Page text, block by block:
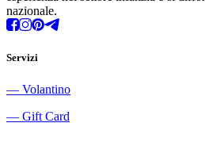
nazionale.
Servizi
― Volantino
― Gift Card